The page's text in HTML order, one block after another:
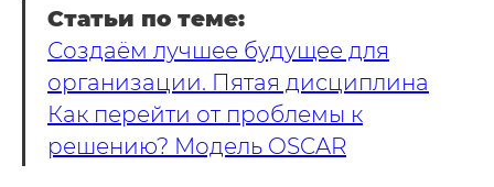
Статьи по теме:
Создаём лучшее будущее для
организации. Пятая дисциплина
Как перейти от проблемы к
решению? Модель OSCAR